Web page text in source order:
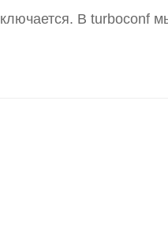
В turboconf